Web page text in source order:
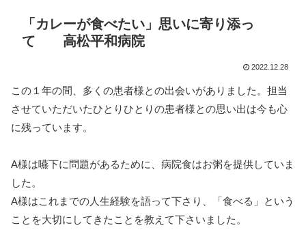
「カレーが食べたい」思いに寄り添っ
て 高松平和病院
2022.12.28
この１年の間、多くの患者様との出会いがありました。担当
させていただいたひとりひとりの患者様との思い出は今も心
に残っています。
A様は嚥下に問題があるために、病院食はお粥を提供していま
した。
A様はこれまでの人生経験を語って下さり、「食べる」という
ことを大切にしてきたことを教えて下さいました。